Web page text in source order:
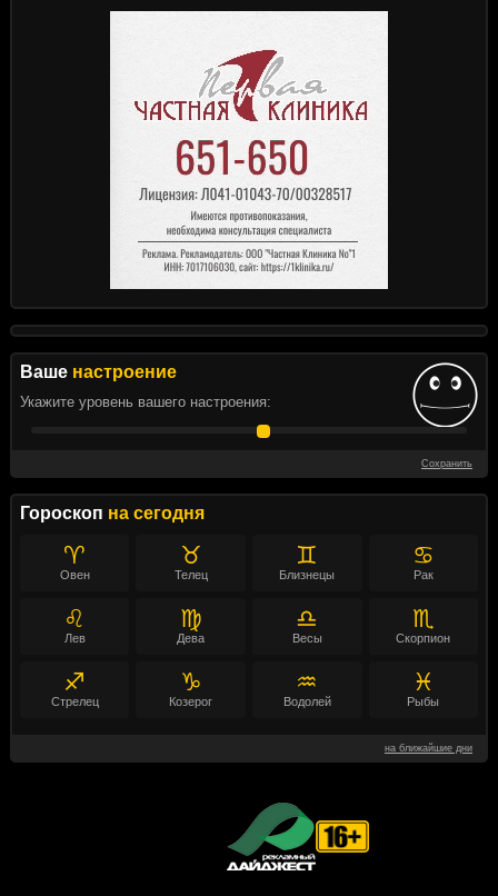
Ваше настроение
Укажите уровень вашего настроения:
Сохранить
Гороскоп на сегодня
♈
Овен
♉
Телец
♊
Близнецы
♋
Рак
♌
Лев
♍
Дева
♎
Весы
♏
Скорпион
♐
Стрелец
♑
Козерог
♒
Водолей
♓
Рыбы
на ближайшие дни